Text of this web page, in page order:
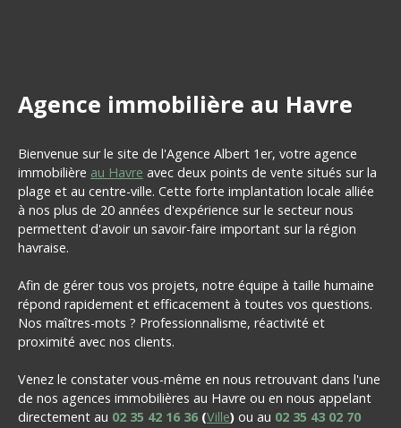
Agence immobilière au Havre
Bienvenue sur le site de l'Agence Albert 1er, votre agence
immobilière au Havre avec deux points de vente situés sur la
plage et au centre-ville. Cette forte implantation locale alliée
à nos plus de 20 années d'expérience sur le secteur nous
permettent d'avoir un savoir-faire important sur la région
havraise.
Afin de gérer tous vos projets, notre équipe à taille humaine
répond rapidement et efficacement à toutes vos questions.
Nos maîtres-mots ? Professionnalisme, réactivité et
proximité avec nos clients.
Venez le constater vous-même en nous retrouvant dans l'une
de nos agences immobilières au Havre ou en nous appelant
directement au 02 35 42 16 36 (Ville) ou au 02 35 43 02 70